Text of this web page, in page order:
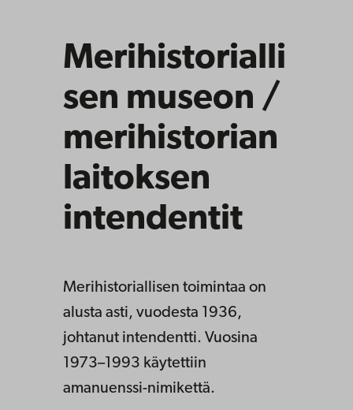
Merihistorialli
sen museon /
merihistorian
laitoksen
intendentit
Merihistoriallisen toimintaa on
alusta asti, vuodesta 1936,
johtanut intendentti. Vuosina
1973–1993 käytettiin
amanuenssi-nimikettä.